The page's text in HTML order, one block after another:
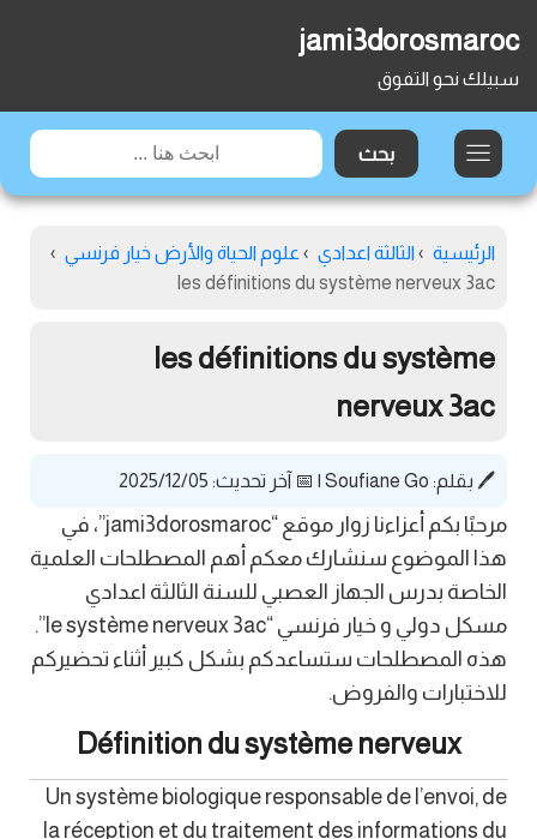
jami3dorosmaroc
سبيلك نحو التفوق
الرئيسية › الثالثة اعدادي › علوم الحياة والأرض خيار فرنسي ›
les définitions du système nerveux 3ac
les définitions du système
nerveux 3ac
🖊️ بقلم: Soufiane Go
| 📅 آخر تحديث: 2025/12/05
مرحبًا بكم أعزاءنا زوار موقع “jami3dorosmaroc”، في
هذا الموضوع سنشارك معكم أهم المصطلحات العلمية
الخاصة بدرس الجهاز العصبي للسنة الثالثة اعدادي
مسكل دولي و خيار فرنسي “le système nerveux 3ac”.
هذه المصطلحات ستساعدكم بشكل كبير أثناء تحضيركم
للاختبارات والفروض.
Définition du système nerveux
Un système biologique responsable de l’envoi, de
la réception et du traitement des informations du